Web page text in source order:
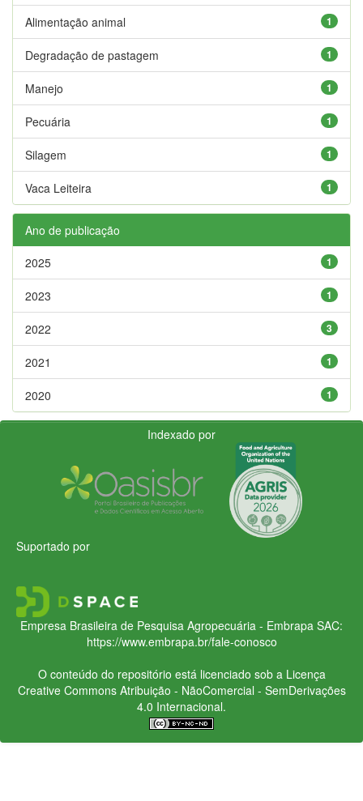
1
Alimentação animal
1
Degradação de pastagem
1
Manejo
1
Pecuária
1
Silagem
1
Vaca Leiteira
Ano de publicação
1
2025
1
2023
3
2022
1
2021
1
2020
Indexado por
Suportado por
Empresa Brasileira de Pesquisa Agropecuária - Embrapa SAC:
https://www.embrapa.br/fale-conosco
O conteúdo do repositório está licenciado sob a Licença
Creative CommonsAtribuição - NãoComercial - SemDerivações
4.0 Internacional.